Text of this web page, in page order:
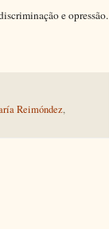
e opressão.
Reimóndez,